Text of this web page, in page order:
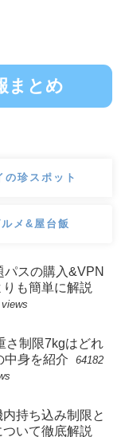
まとめ
の珍スポット
ルメ&屋台飯
パスの購入&VPN
も簡単に解説
さ制限7kgはどれ
中身を紹介
64182
持ち込み制限と
いて徹底解説